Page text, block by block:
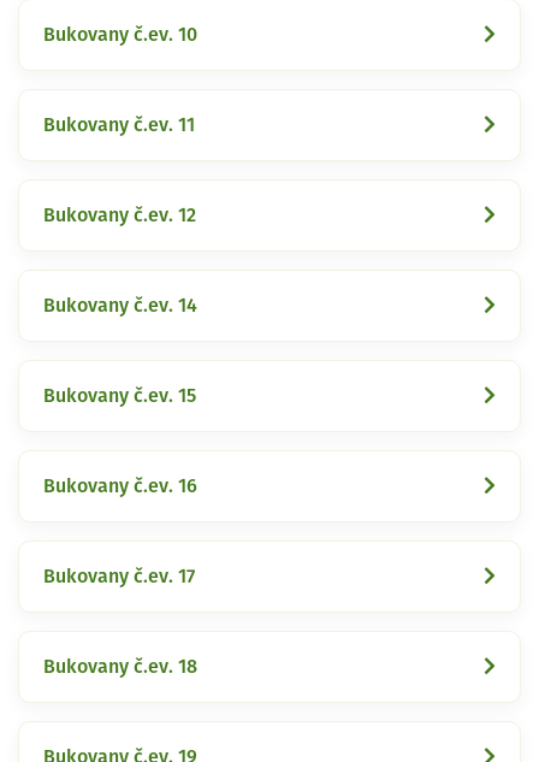
Bukovany č.ev. 10
Bukovany č.ev. 11
Bukovany č.ev. 12
Bukovany č.ev. 14
Bukovany č.ev. 15
Bukovany č.ev. 16
Bukovany č.ev. 17
Bukovany č.ev. 18
Bukovany č.ev. 19